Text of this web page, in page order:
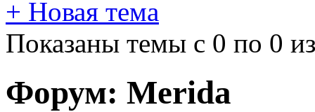
+ Новая тема
Показаны темы с 0 по 0
Форум: Merida